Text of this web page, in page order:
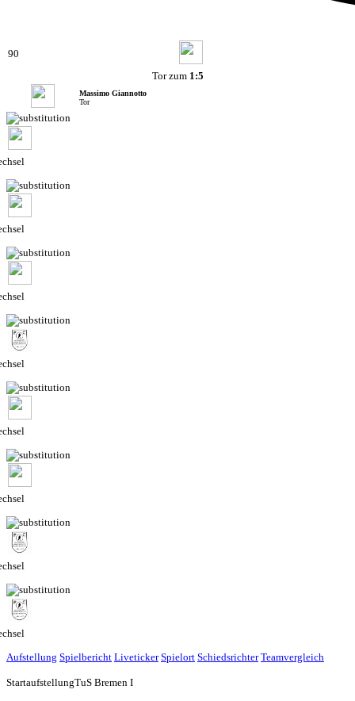
90
Tor zum 1:5
Massimo Giannotto
Tor
Aufstellung Spielbericht Liveticker Spielort Schiedsrichter Teamvergleich
StartaufstellungTuS Bremen I